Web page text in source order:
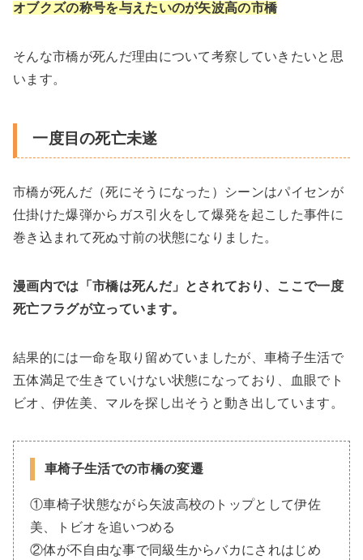
オブクズの称号を与えたいのが矢波高の市橋
そんな市橋が死んだ理由について考察していきたいと思
います。
一度目の死亡未遂
市橋が死んだ（死にそうになった）シーンはパイセンが
仕掛けた爆弾からガス引火をして爆発を起こした事件に
巻き込まれて死ぬ寸前の状態になりました。
漫画内では「市橋は死んだ」とされており、ここで一度
死亡フラグが立っています。
結果的には一命を取り留めていましたが、車椅子生活で
五体満足で生きていけない状態になっており、血眼でト
ビオ、伊佐美、マルを探し出そうと動き出しています。
車椅子生活での市橋の変遷
①車椅子状態ながら矢波高校のトップとして伊佐
美、トビオを追いつめる
②体が不自由な事で同級生からバカにされはじめ